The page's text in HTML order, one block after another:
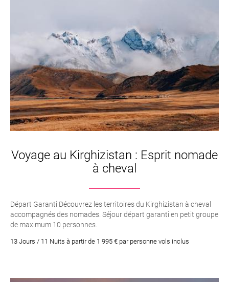
Voyage au Kirghizistan : Esprit nomade
à cheval
Départ Garanti Découvrez les territoires du Kirghizistan à cheval
accompagnés des nomades. Séjour départ garanti en petit groupe
de maximum 10 personnes.
13 Jours / 11 Nuits à partir de 1 995 € par personne vols inclus